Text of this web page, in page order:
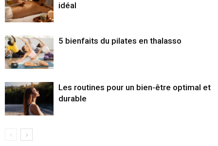
idéal
5 bienfaits du pilates en thalasso
Les routines pour un bien-être optimal et
durable